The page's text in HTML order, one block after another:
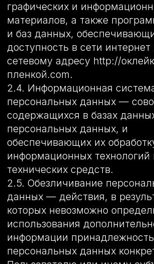
Пользователю или иному субъекту
персональных данных.
2.6. Обработка персональных данных –
любое действие (операция) или
совокупность действий (операций),
совершаемых с использованием средств
автоматизации или без использования
таких средств с персональными
данными, включая сбор, запись,
систематизацию, накопление, хранение,
уточнение (обновление, изменение),
извлечение, использование, передачу
(распространение, предоставление,
доступ), обезличивание, блокирование,
удаление, уничтожение персональных
данных.
2.7. Оператор – государственный орган,
муниципальный орган, юридическое или
физическое лицо, самостоятельно или
совместно с другими лицами
организующие и (или) осуществляющие
обработку персональных данных, а
также определяющие цели обработки
персональных данных, состав
персональных данных, подлежащих
обработке, действия (операции),
совершаемые с персональными